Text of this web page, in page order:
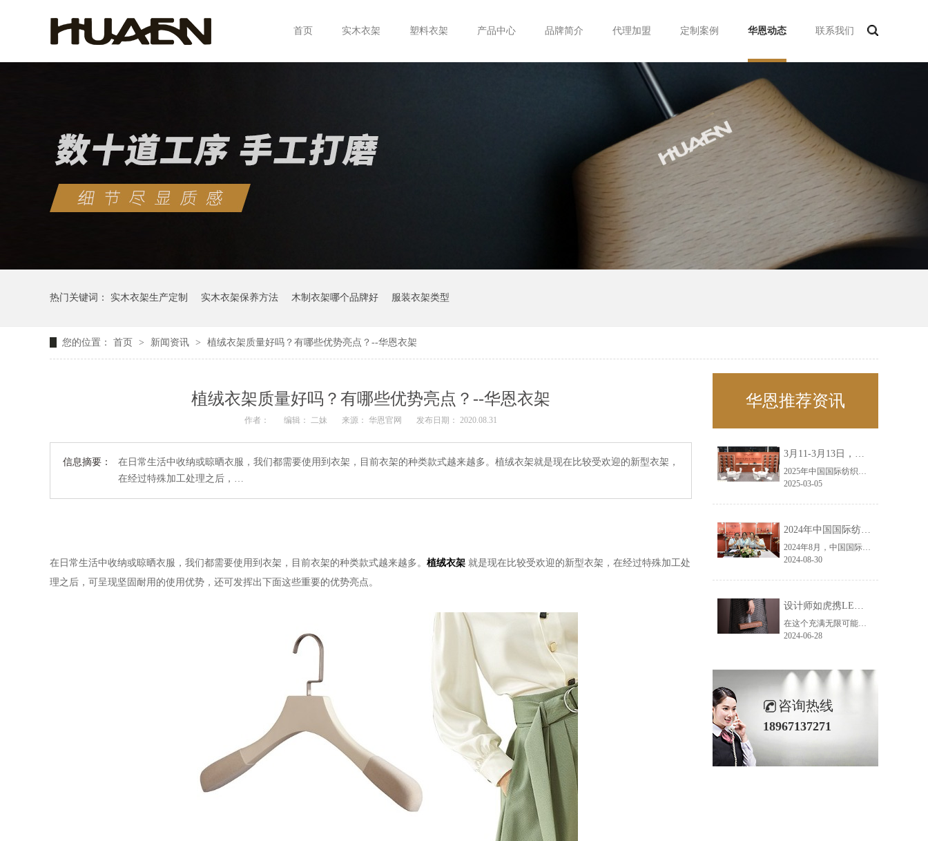
首页 实木衣架 塑料衣架 产品中心 品牌简介 代理加盟 定制案例 华恩动态 联系我们
热门关键词： 实木衣架生产定制 实木衣架保养方法 木制衣架哪个品牌好 服装衣架类型
您的位置： 首页 > 新闻资讯 > 植绒衣架质量好吗？有哪些优势亮点？--华恩衣架
植绒衣架质量好吗？有哪些优势亮点？--华恩衣架
作者： 编辑： 二妹 来源： 华恩官网 发布日期： 2020.08.31
信息摘要：
在日常生活中收纳或晾晒衣服，我们都需要使用到衣架，目前衣架的种类款式越来越多。植绒衣架就是现在比较受欢迎的新型衣架，
在经过特殊加工处理之后，…
在日常生活中收纳或晾晒衣服，我们都需要使用到衣架，目前衣架的种类款式越来越多。 植绒衣架 就是现在比较受欢迎的新型衣架，在经过特殊加工处
理之后，可呈现坚固耐用的使用优势，还可发挥出下面这些重要的优势亮点。
华恩推荐资讯
3月11-3月13日，华恩诚邀您共赴上海面辅料春夏展——华恩
2025年中国国际纺织面料及辅料（春夏）博览会即将盛大开启！感谢您对华恩品牌的关注！3.11-3.13，杭州华恩（LEMONLEE）诚邀您共赴这场春日的宴会！
2025-03-05
2024年中国国际纺织面料及辅料（秋冬）博览会完美收官！——华恩
2024年8月，中国国际纺织面料及辅料（秋冬）博览会完美收官！作为一家拥有30年历史的专业衣架制造商，我们非常荣幸能够参与这一盛会，并在此期间与众多客户进行了广泛而深入的交流。
2024-08-30
设计师如虎携LEMONLEE红雪松礼盒荣获第六届未来·已来香港新锐当代设计奖铜奖
在这个充满无限可能的2024年夏季，LEMONLEE品牌设计师如虎以其非凡的创意与对自然的深刻理解，精心打造的红雪松木球礼盒，在“2024未来·已来——第六届香港新锐当代设计奖”中摘得铜奖。这不仅是对设计师如虎原创设计能力的嘉奖，更是对LEMONLEE品牌的高度认可。
2024-06-28
咨询热线
18967137271